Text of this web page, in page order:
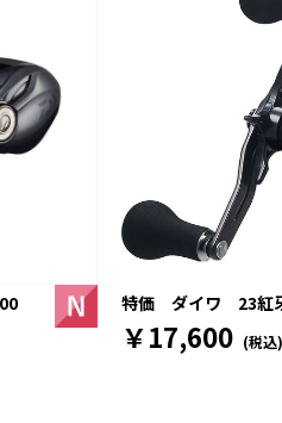
特価 ダイワ 23紅
￥17,600 (税込)